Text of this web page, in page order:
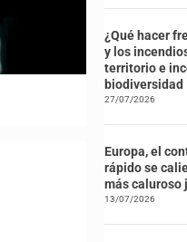
¿Qué hacer
y los
territorio e
biodiversidad
27/07/2026
Europa, el
rápido se
más caluroso
13/07/2026